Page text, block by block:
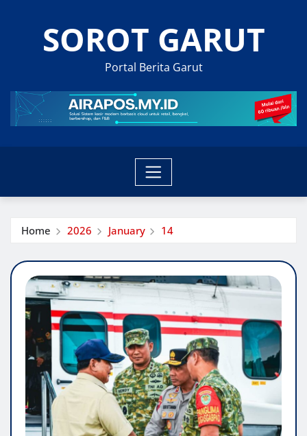
SOROT GARUT
Portal Berita Garut
Home 2026 January 14